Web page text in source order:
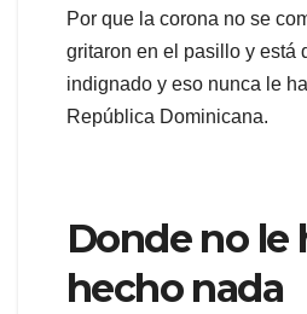
Por que la corona no se
gritaron en el pasillo y está
indignado y eso nunca le
República Dominicana.
Donde no le
hecho nada